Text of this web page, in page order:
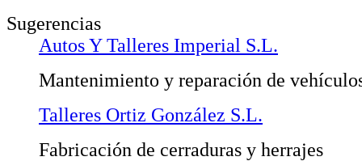
Sugerencias
Autos Y Talleres Imperial S.L.
Mantenimiento y reparación de
Talleres Ortiz González S.L.
Fabricación de cerraduras y herrajes